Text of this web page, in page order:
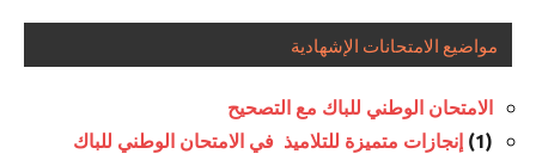
مواضيع الامتحانات الإشهادية
الامتحان الوطني للباك مع التصحيح
(1)
إنجازات متميزة للتلاميذ في الامتحان الوطني للباك